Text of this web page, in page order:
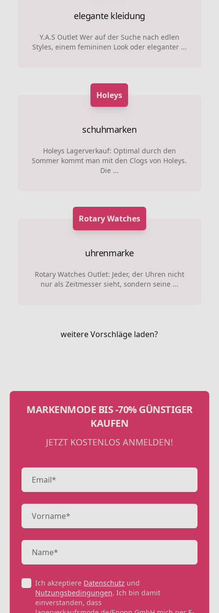
elegante kleidung
Y.A.S Outlet Wer auf der Suche nach edlen
Styles, einem femininen Look oder eleganter ...
Holeys
schuhmarken
Holeys Lagerverkauf: Optimal durch den
Sommer kommt man mit den Clogs von Holeys.
Die ...
Rotary Watches
uhrenmarke
Rotary Watches Outlet: Jeder, der Uhren nicht
nur als Zeitmesser sieht, sondern seine ...
weitere Vorschläge laden?
MARKENMODE BIS -70% GÜNSTIGER
KAUFEN
JETZT KOSTENLOS ANMELDEN!
Ich akzeptiere Datenschutz und
Nutzungsbedingungen. Ich bin damit
einverstanden, dass